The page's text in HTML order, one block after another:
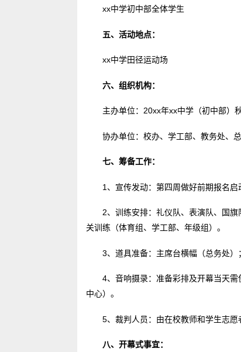
xx中学初中部全体学生
五、活动地点：
xx中学田径运动场
六、组织机构：
主办单位：20xx年xx中学（初中部）
协办单位：校办、学工部、教务处、
七、筹备工作：
1、宣传发动：第四周做好前期报名启
2、训练安排：礼仪队、表演队、国
关训练（体育组、学工部、年级组）。
3、道具准备：主席台横幅（总务处）
4、音响摄录：准备彩排及开幕当天
中心）。
5、裁判人员：由在校教师和学生志愿
八、开幕式事宜：